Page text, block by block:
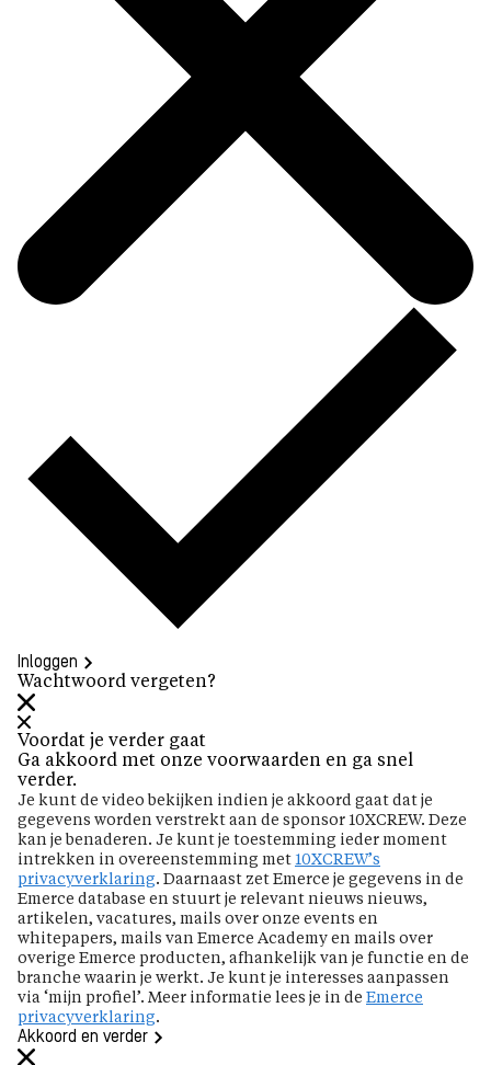
Inloggen
Wachtwoord vergeten?
Voordat je verder gaat
Ga akkoord met onze voorwaarden en ga snel
verder.
Je kunt de video bekijken indien je akkoord gaat dat je
gegevens worden verstrekt aan de sponsor 10XCREW. Deze
kan je benaderen. Je kunt je toestemming ieder moment
intrekken in overeenstemming met 10XCREW’s
privacyverklaring. Daarnaast zet Emerce je gegevens in de
Emerce database en stuurt je relevant nieuws nieuws,
artikelen, vacatures, mails over onze events en
whitepapers, mails van Emerce Academy en mails over
overige Emerce producten, afhankelijk van je functie en de
branche waarin je werkt. Je kunt je interesses aanpassen
via ‘mijn profiel’. Meer informatie lees je in de Emerce
privacyverklaring.
Akkoord en verder